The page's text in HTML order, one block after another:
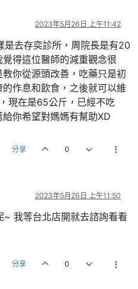
2023年5月26日 上午11:42
去存奕診所，周院長是有20
得這位醫師的減重觀念很
你從源頭改善，吃藥只是初
作息和飲食，之後就可以維
現在是65公斤，已經不吃
你希望對媽媽有幫助XD
分享 0
2023年5月26日 上午11:50
~ 我等台北店開就去諮詢看看
分享 0